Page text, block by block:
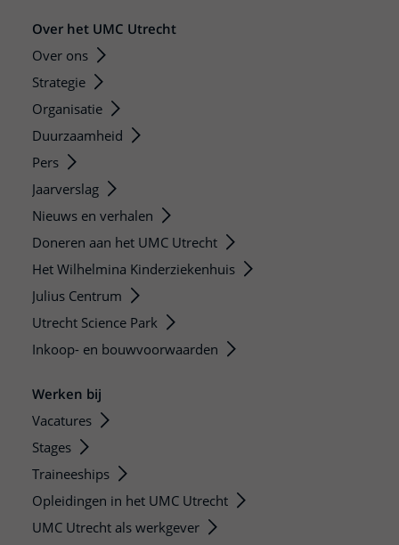
Over het UMC Utrecht
Over ons
Strategie
Organisatie
Duurzaamheid
Pers
Jaarverslag
Nieuws en verhalen
Doneren aan het UMC Utrecht
Het Wilhelmina Kinderziekenhuis
Julius Centrum
Utrecht Science Park
Inkoop- en bouwvoorwaarden
Werken bij
Vacatures
Stages
Traineeships
Opleidingen in het UMC Utrecht
UMC Utrecht als werkgever